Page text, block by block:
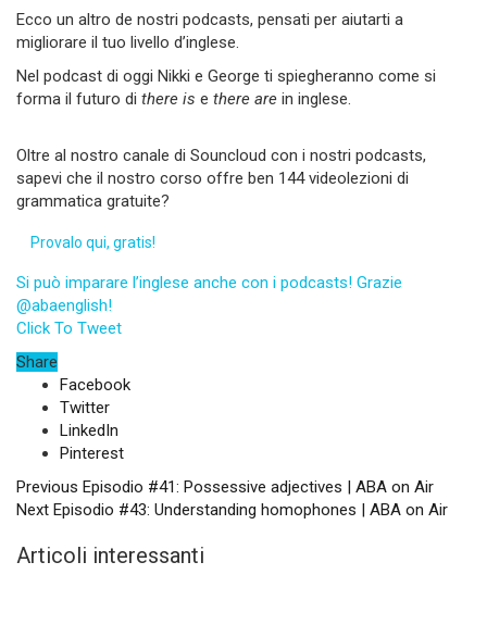
Ecco un altro de nostri podcasts, pensati per aiutarti a
migliorare il tuo livello d’inglese.
Nel podcast di oggi Nikki e George ti spiegheranno come si
forma il futuro di there is e there are in inglese.
Oltre al nostro canale di Souncloud con i nostri podcasts,
sapevi che il nostro corso offre ben 144 videolezioni di
grammatica gratuite?
Provalo qui, gratis!
Si può imparare l’inglese anche con i podcasts! Grazie
@abaenglish!
Click To Tweet
Share
Facebook
Twitter
LinkedIn
Pinterest
Previous Episodio #41: Possessive adjectives | ABA on Air
Next Episodio #43: Understanding homophones | ABA on Air
Articoli interessanti